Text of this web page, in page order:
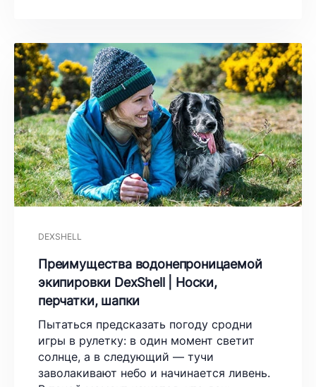
DEXSHELL
Преимущества водонепроницаемой
экипировки DexShell | Носки,
перчатки, шапки
Пытаться предсказать погоду сродни
игры в рулетку: в один момент светит
солнце, а в следующий — тучи
заволакивают небо и начинается ливень.